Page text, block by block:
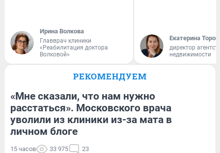
Ирина Волкова
Главврач клиники
«Реабилитация доктора
Волковой»
Екатерина
директор
недвижимости
РЕКОМЕНДУЕМ
«Мне сказали, что нам нужно
расстаться». Московского врача
уволили из клиники из-за мата в
личном блоге
15 часов 33 975 23